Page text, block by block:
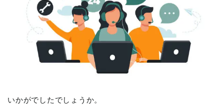
いかがでしたでしょうか。